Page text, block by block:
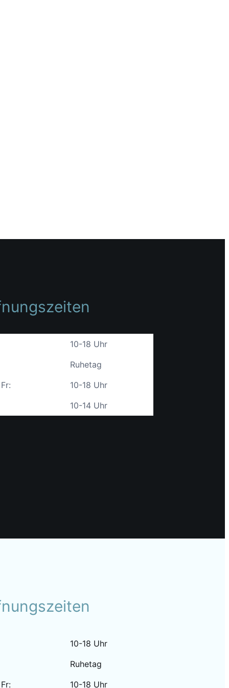
10-18 Uhr
Ruhetag
10-18 Uhr
10-14 Uhr
10-18 Uhr
Ruhetag
10-18 Uhr